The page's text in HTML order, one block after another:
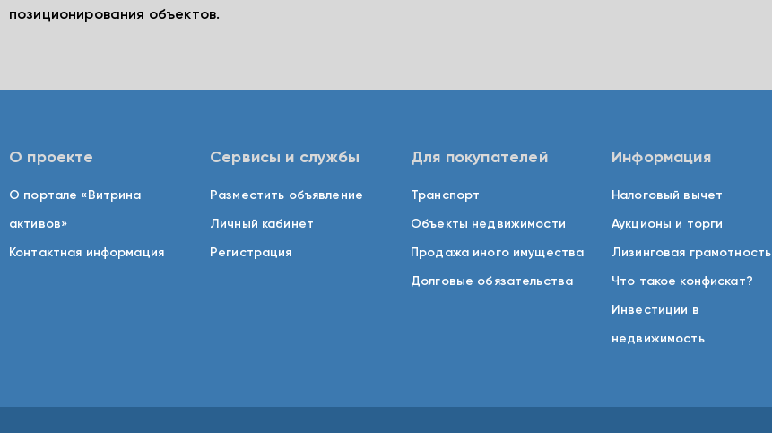
позиционирования объектов.
О проекте
О портале «Витрина
активов»
Контактная информация
Сервисы и службы
Разместить объявление
Личный кабинет
Регистрация
Для покупателей
Транспорт
Объекты недвижимости
Продажа иного имущества
Долговые обязательства
Информация
Налоговый вычет
Аукционы и торги
Лизинговая грамотность
Что такое конфискат?
Инвестиции в
недвижимость